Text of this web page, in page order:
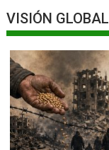
VISIÓN GLOBAL